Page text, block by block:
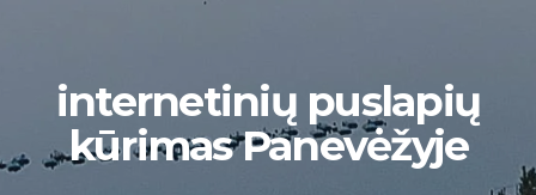
internetinių puslapių
kūrimas Panevėžyje